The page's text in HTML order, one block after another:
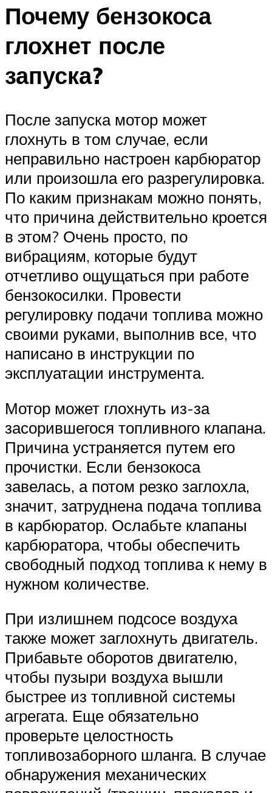
Почему бензокоса
глохнет после
запуска?
После запуска мотор может
глохнуть в том случае, если
неправильно настроен карбюратор
или произошла его разрегулировка.
По каким признакам можно понять,
что причина действительно кроется
в этом? Очень просто, по
вибрациям, которые будут
отчетливо ощущаться при работе
бензокосилки. Провести
регулировку подачи топлива можно
своими руками, выполнив все, что
написано в инструкции по
эксплуатации инструмента.
Мотор может глохнуть из-за
засорившегося топливного клапана.
Причина устраняется путем его
прочистки. Если бензокоса
завелась, а потом резко заглохла,
значит, затруднена подача топлива
в карбюратор. Ослабьте клапаны
карбюратора, чтобы обеспечить
свободный подход топлива к нему в
нужном количестве.
При излишнем подсосе воздуха
также может заглохнуть двигатель.
Прибавьте оборотов двигателю,
чтобы пузыри воздуха вышли
быстрее из топливной системы
агрегата. Еще обязательно
проверьте целостность
топливозаборного шланга. В случае
обнаружения механических